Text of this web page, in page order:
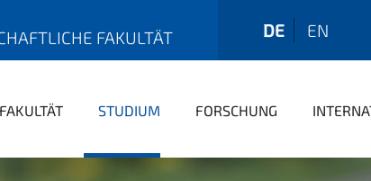
FAKULTÄT
DE EN
FAKULTÄT STUDIUM FORSCHUNG